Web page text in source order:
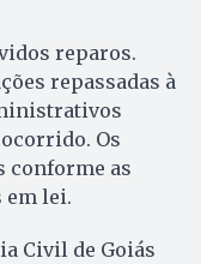
reparos.
repassadas à
Os
conforme as
lei.
Civil de Goiás